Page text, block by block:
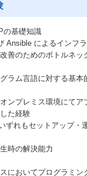
の基礎知識
Ansible によるインフ
善のためのボトルネ
ラム言語に対する基
ンプレミス環境にて
た経験
ずれもセットアップ・
時の解決能力
においてプログラミン